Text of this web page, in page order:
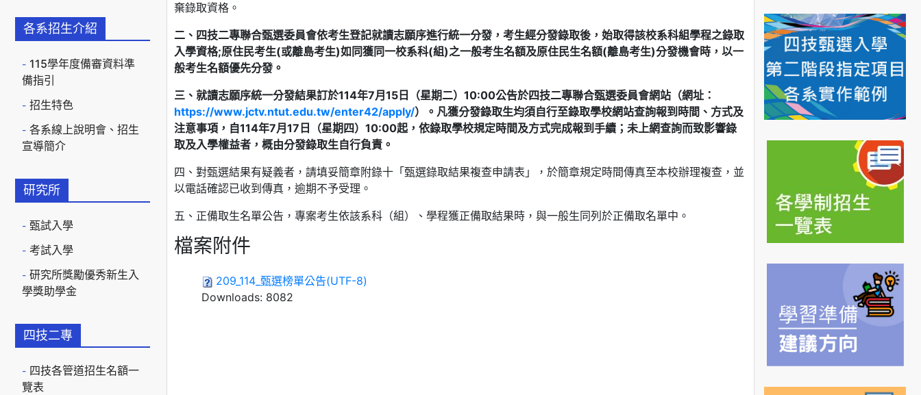
各系招生介紹
115學年度備審資料準
備指引
招生特色
各系線上說明會、招生
宣導簡介
研究所
甄試入學
考試入學
研究所獎勵優秀新生入
學獎助學金
四技二專
四技各管道招生名額一
覽表
棄錄取資格。
二、四技二專聯合甄選委員會依考生登記就讀志願序進行統一分發，考生經分發錄取後，始取得該校系科組學程之錄取
入學資格;原住民考生(或離島考生)如同獲同一校系科(組)之一般考生名額及原住民生名額(離島考生)分發機會時，以一
般考生名額優先分發。
三、就讀志願序統一分發結果訂於114年7月15日（星期二）10:00公告於四技二專聯合甄選委員會網站（網址：
https://www.jctv.ntut.edu.tw/enter42/apply/）。凡獲分發錄取生均須自行至錄取學校網站查詢報到時間、方式及
注意事項， 自114年7月17日（星期四）10:00起，依錄取學校規定時間及方式完成報到手續；未上網查詢而致影響錄
取及入學權益者，概由分發錄取生自行負責。
四、對甄選結果有疑義者，請填妥簡章附錄十「甄選錄取結果複查申請表」，於簡章規定時間傳真至本校辦理複查，並
以電話確認已收到傳真，逾期不予受理。
五、正備取生名單公告，專案考生依該系科（組）、學程獲正備取結果時，與一般生同列於正備取名單中。
檔案附件
209_114_甄選榜單公告(UTF-8)
Downloads:8082